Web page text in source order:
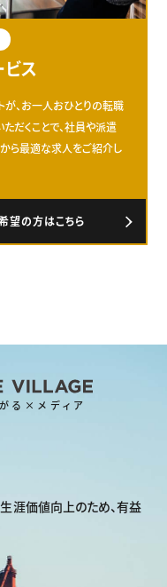
ス
が、お一人おひとりの転職
だくことで、社員や派遣
ら最適な求人をご紹介し
望の方はこちら
る×メディア
涯価値向上のため、有益